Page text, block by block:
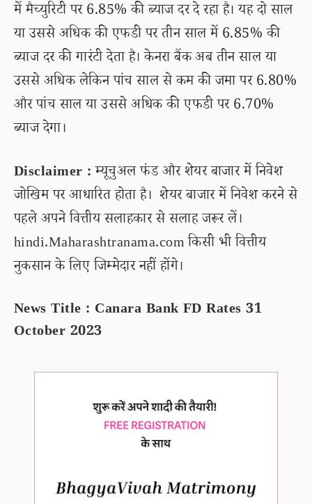
में मैच्युरिटी पर 6.85% की ब्याज दर दे रहा है। यह दो साल
या उससे अधिक की एफडी पर तीन साल में 6.85% की
ब्याज दर की गारंटी देता है। केनरा बैंक अब तीन साल या
उससे अधिक लेकिन पांच साल से कम की जमा पर 6.80%
और पांच साल या उससे अधिक की एफडी पर 6.70%
ब्याज देगा।
Disclaimer :म्यूचुअल फंड और शेयर बाजार में निवेश
जोखिम पर आधारित होता है। शेयर बाजार में निवेश करने से
पहले अपने वित्तीय सलाहकार से सलाह जरूर लें।
hindi.Maharashtranama.com किसी भी वित्तीय
नुकसान के लिए जिम्मेदार नहीं होंगे।
News Title : Canara Bank FD Rates 31
October 2023